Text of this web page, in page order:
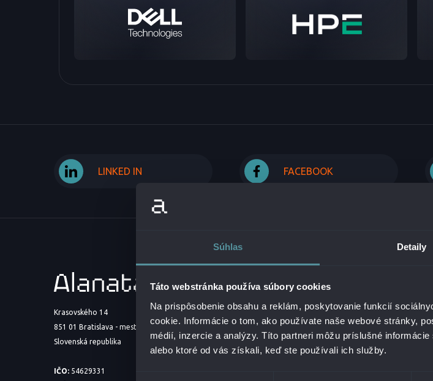
Súhlas Detaily
Táto webstránka používa súbory cookies
Na prispôsobenie obsahu a reklám, poskytovanie funkcií
cookie. Informácie o tom, ako používate naše webové stránky,
médií, inzercie a analýzy. Títo partneri môžu príslušné
alebo ktoré od vás získali, keď ste používali ich služby.
LINKED IN FACEBOOK
Krasovského 14
851 01 Bratislava - mestská časť Petržalka
Slovenská republika
IČO:54629331
PROFIL SPOLOČNOSTI
PREDSTAVENSTVO SPOLOČNOSTI
PARTNERI A CERTIFIKÁCIE